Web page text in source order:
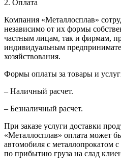
2. Оплата
Компания «Металлосплав»
независимо от их формы
частным лицам, так и фирмам,
индивидуальным
хозяйствования.
Формы оплаты за товары и
– Наличный расчет.
– Безналичный расчет.
При заказе услуги доставки
«Металлосплав» оплата может
автомобиля с металлопрокатом
по прибытию груза на слад